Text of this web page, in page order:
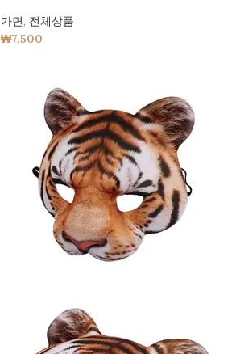
가면, 전체상품
₩7,500